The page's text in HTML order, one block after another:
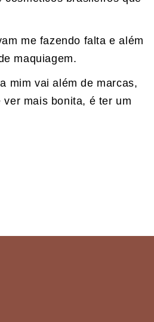
me fazendo falta e além
maquiagem.
mim vai além de marcas,
mais bonita, é ter um